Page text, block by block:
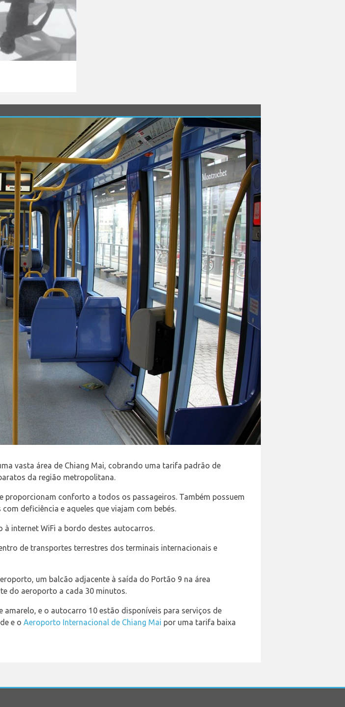
vasta área de Chiang Mai, cobrando uma tarifa padrão de
da região metropolitana.
proporcionam conforto a todos os passageiros. Também possuem
deficiência e aqueles que viajam com bebés.
internet WiFi a bordo destes autocarros.
de transportes terrestres dos terminais internacionais e
um balcão adjacente à saída do Portão 9 na área
do aeroporto a cada 30 minutos.
amarelo, e o autocarro 10 estão disponíveis para serviços de
e o Aeroporto Internacional de Chiang Mai por uma tarifa baixa